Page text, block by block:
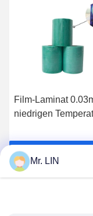
Film-Laminat
niedrigen
Erhalten Sie
Mr. LIN